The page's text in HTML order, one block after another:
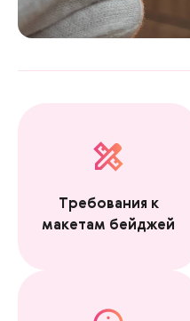
Требования к
макетам бейджей